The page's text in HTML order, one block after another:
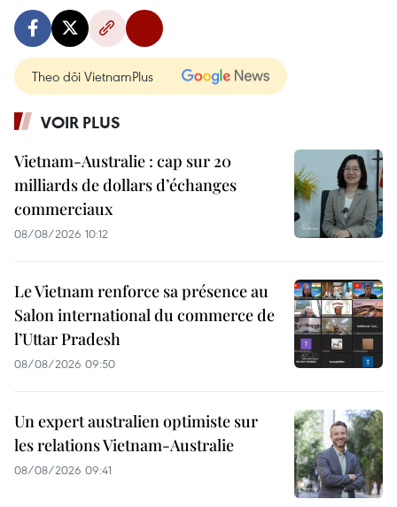
Theo dõi VietnamPlus
VOIR PLUS
Vietnam-Australie : cap sur 20
milliards de dollars d’échanges
commerciaux
08/08/2026 10:12
Le Vietnam renforce sa présence au
Salon international du commerce de
l’Uttar Pradesh
08/08/2026 09:50
Un expert australien optimiste sur
les relations Vietnam-Australie
08/08/2026 09:41